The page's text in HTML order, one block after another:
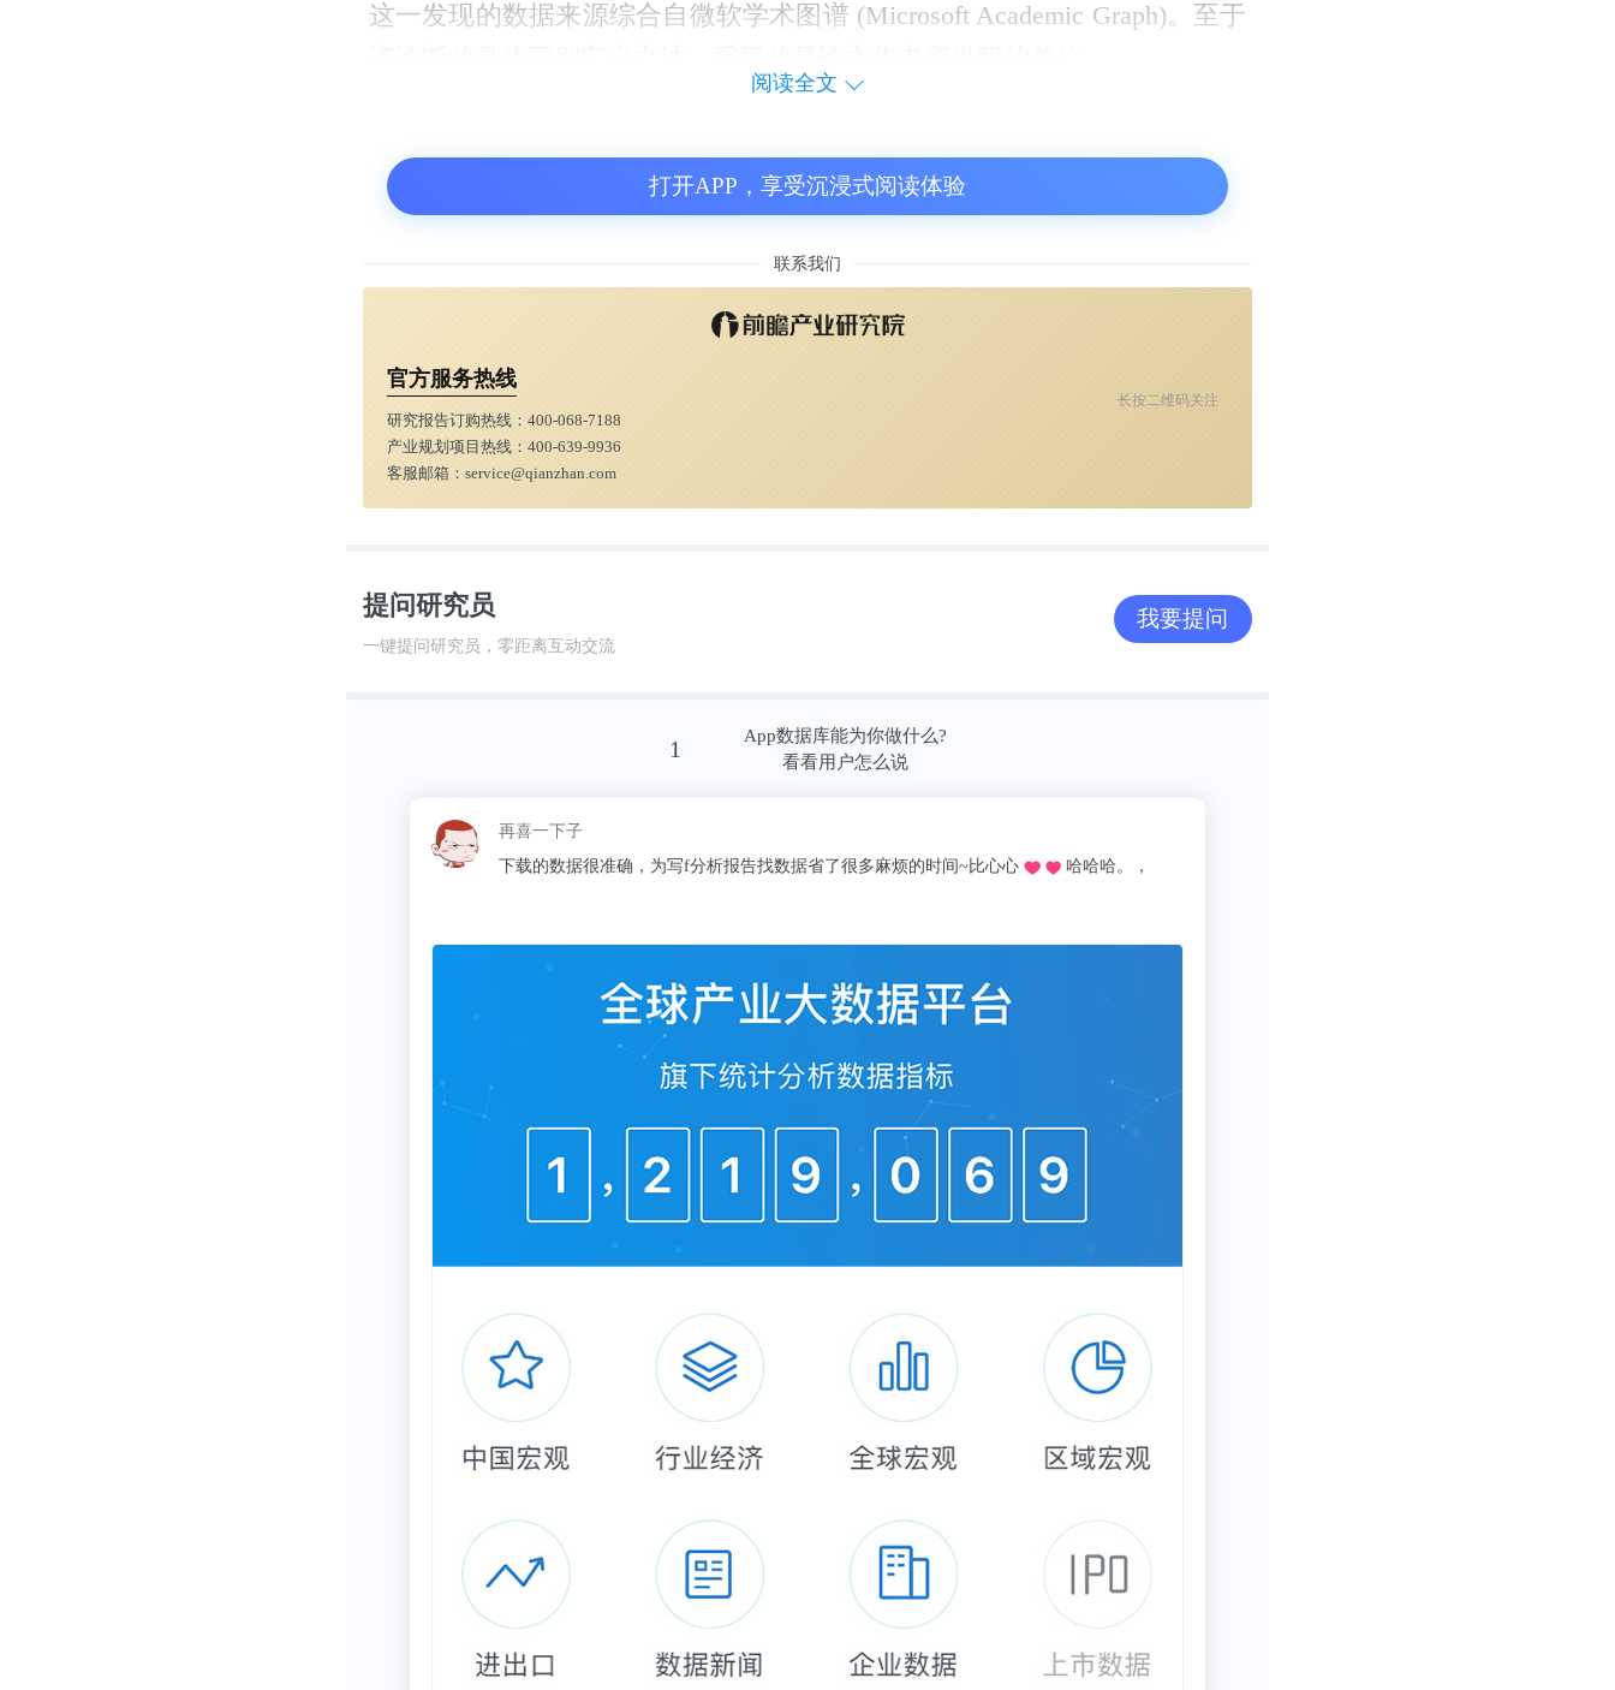
这一发现的数据来源综合自微软学术图谱 (Microsoft Academic Graph)。至于
学、科研机构和公司的作者，在全球期刊上所发表的论文，其被引用的数量
首次超过了为美国大学科研机构和公司供职的作者。这个定义方法不局限于
开始展现出在 AI 研究上略优于美国的实力实力。
让我们来详细看一下过去一年全球主要 AI 科研强国在论文发表和引用方面
在2020年，全球共有22.8万篇 AI 论文在期刊上发表，较2019年增加34.5%，
超过美国（19.8%）。与此同时，欧盟地区的期刊论文引用数量份额持续降
低至11%：
阅读全文
打开APP，享受沉浸式阅读体验
联系我们
官方服务热线
研究报告订购热线：400-068-7188
产业规划项目热线：400-639-9936
客服邮箱：service@qianzhan.com
长按二维码关注
提问研究员
一键提问研究员，零距离互动交流
我要提问
1
App数据库能为你做什么?
看看用户怎么说
这昵称我pick了
同学推荐的o，不用去图书馆在宿舍就可以看文献写论文啦，再也不用早起去扒位23333